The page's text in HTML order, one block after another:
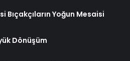
Bıçakçıların Yoğun Mesaisi
Dönüşüm